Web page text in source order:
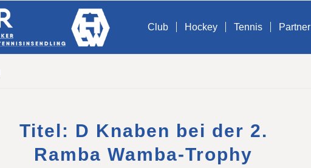
Club Hockey Tennis Partner
Titel: D Knaben bei der 2.
Ramba Wamba-Trophy